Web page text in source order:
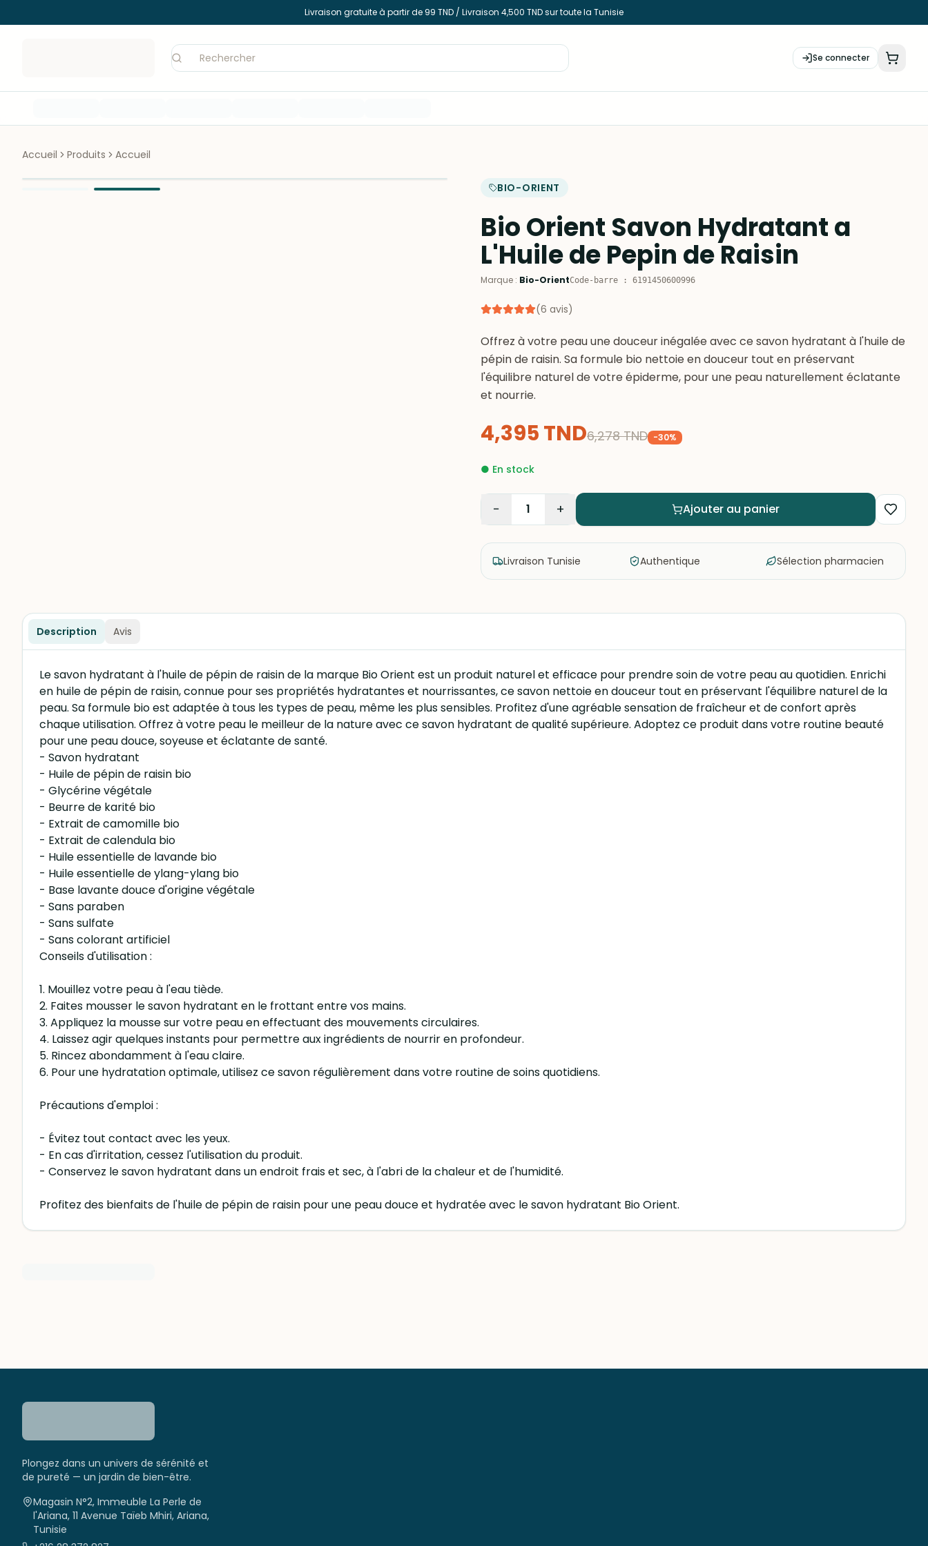
Livraison gratuite à partir de 99 TND / Livraison 4,500 TND sur toute la Tunisie
Se connecter
Accueil Produits Accueil
BIO-ORIENT
Bio Orient Savon Hydratant a
L'Huile de Pepin de Raisin
Marque : Bio-OrientCode-barre : 6191450600996
(6 avis)
Offrez à votre peau une douceur inégalée avec ce savon hydratant à l'huile de
pépin de raisin. Sa formule bio nettoie en douceur tout en préservant
l'équilibre naturel de votre épiderme, pour une peau naturellement éclatante
et nourrie.
4,395TND6,278 TND -30%
● En stock
− 1 + Ajouter au panier
Livraison Tunisie Authentique Sélection pharmacien
Description Avis
Le savon hydratant à l'huile de pépin de raisin de la marque Bio Orient est un produit naturel et efficace pour prendre soin de votre peau au quotidien. Enrichi
en huile de pépin de raisin, connue pour ses propriétés hydratantes et nourrissantes, ce savon nettoie en douceur tout en préservant l'équilibre naturel de la
peau. Sa formule bio est adaptée à tous les types de peau, même les plus sensibles. Profitez d'une agréable sensation de fraîcheur et de confort après
chaque utilisation. Offrez à votre peau le meilleur de la nature avec ce savon hydratant de qualité supérieure. Adoptez ce produit dans votre routine beauté
pour une peau douce, soyeuse et éclatante de santé.
- Savon hydratant
- Huile de pépin de raisin bio
- Glycérine végétale
- Beurre de karité bio
- Extrait de camomille bio
- Extrait de calendula bio
- Huile essentielle de lavande bio
- Huile essentielle de ylang-ylang bio
- Base lavante douce d'origine végétale
- Sans paraben
- Sans sulfate
- Sans colorant artificiel
Conseils d'utilisation :
1. Mouillez votre peau à l'eau tiède.
2. Faites mousser le savon hydratant en le frottant entre vos mains.
3. Appliquez la mousse sur votre peau en effectuant des mouvements circulaires.
4. Laissez agir quelques instants pour permettre aux ingrédients de nourrir en profondeur.
5. Rincez abondamment à l'eau claire.
6. Pour une hydratation optimale, utilisez ce savon régulièrement dans votre routine de soins quotidiens.
Précautions d'emploi :
- Évitez tout contact avec les yeux.
- En cas d'irritation, cessez l'utilisation du produit.
- Conservez le savon hydratant dans un endroit frais et sec, à l'abri de la chaleur et de l'humidité.
Profitez des bienfaits de l'huile de pépin de raisin pour une peau douce et hydratée avec le savon hydratant Bio Orient.
Plongez dans un univers de sérénité et
de pureté — un jardin de bien-être.
Magasin N°2, Immeuble La Perle de
l'Ariana, 11 Avenue Taïeb Mhiri, Ariana,
Tunisie